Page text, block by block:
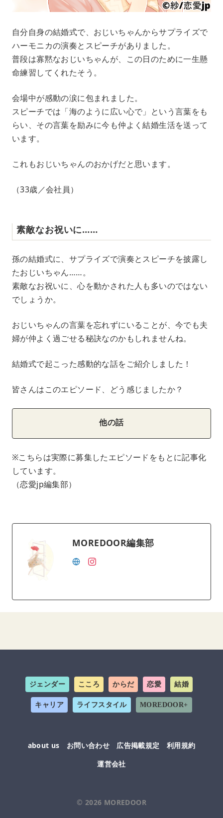
自分自身の結婚式で、おじいちゃんからサプライズで
ハーモニカの演奏とスピーチがありました。
普段は寡黙なおじいちゃんが、この日のために一生懸
命練習してくれたそう。
会場中が感動の涙に包まれました。
スピーチでは「海のように広い心で」という言葉をも
らい、その言葉を励みに今も仲よく結婚生活を送って
います。
これもおじいちゃんのおかげだと思います。
（33歳／会社員）
素敵なお祝いに……
孫の結婚式に、サプライズで演奏とスピーチを披露し
たおじいちゃん……。
素敵なお祝いに、心を動かされた人も多いのではない
でしょうか。
おじいちゃんの言葉を忘れずにいることが、今でも夫
婦が仲よく過ごせる秘訣なのかもしれませんね。
結婚式で起こった感動的な話をご紹介しました！
皆さんはこのエピソード、どう感じましたか？
他の話
※こちらは実際に募集したエピソードをもとに記事化
しています。
（恋愛jp編集部）
MOREDOOR編集部
ジェンダー こころ からだ 恋愛 結婚
キャリア ライフスタイル MOREDOOR+
about us お問い合わせ 広告掲載規定
利用規約
運営会社
© 2026 MOREDOOR